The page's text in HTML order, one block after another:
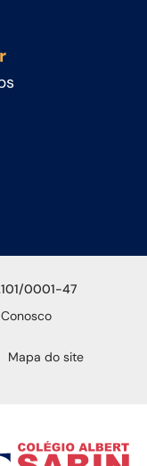
0001-47
Mapa do site